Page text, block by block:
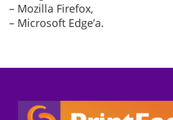
– Mozilla Firefox,
– Microsoft Edge’a.